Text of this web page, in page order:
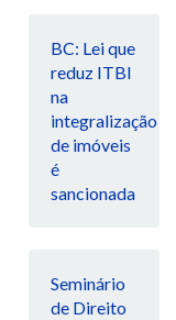
BC: Lei que
reduz ITBI
na
integralização
de imóveis
é
sancionada
Seminário
de Direito